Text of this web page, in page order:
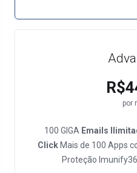
por
100 GIGA Emails
Click Mais de 100 Apps
Proteção